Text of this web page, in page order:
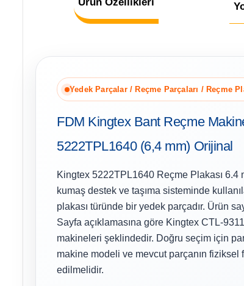
Yedek Parçalar / Reçme Parçaları / Reçme
FDM Kingtex Bant Reçme
5222TPL1640 (6,4 mm) Orijinal
Kingtex 5222TPL1640 Reçme Plakası 6.4
kumaş destek ve taşıma sisteminde
plakası türünde bir yedek parçadır. Ürün
Sayfa açıklamasına göre Kingtex CTL-
makineleri şeklindedir. Doğru seçim için
makine modeli ve mevcut parçanın fiziksel
edilmelidir.